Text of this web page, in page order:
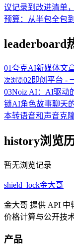
议记录到改进清单
预算：从半包全包
leaderboard
01夸克AI新媒体文
次浏览02 即创平台 -
03Noiz AI：AI驱动
锁AI角色故事聊天
本转语音和声音克
history浏览
暂无浏览记录
shield_lock金大哥
金大哥 提供 API 中
价格计算与公开技
产品